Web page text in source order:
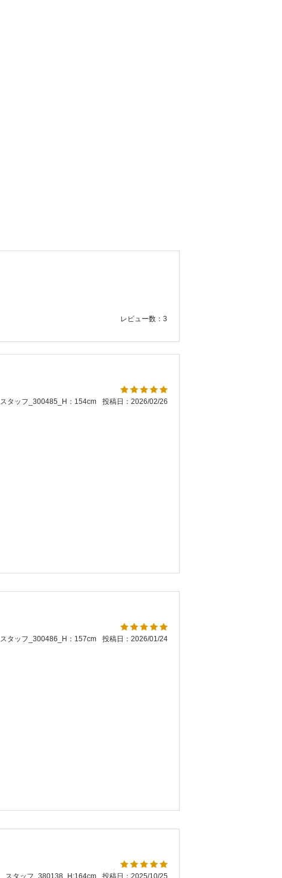
レビュー数：3
スタッフ_300485_H：154cm
投稿日：2026/02/26
スタッフ_300486_H：157cm
投稿日：2026/01/24
スタッフ_380138_H:164cm
投稿日：2025/10/25